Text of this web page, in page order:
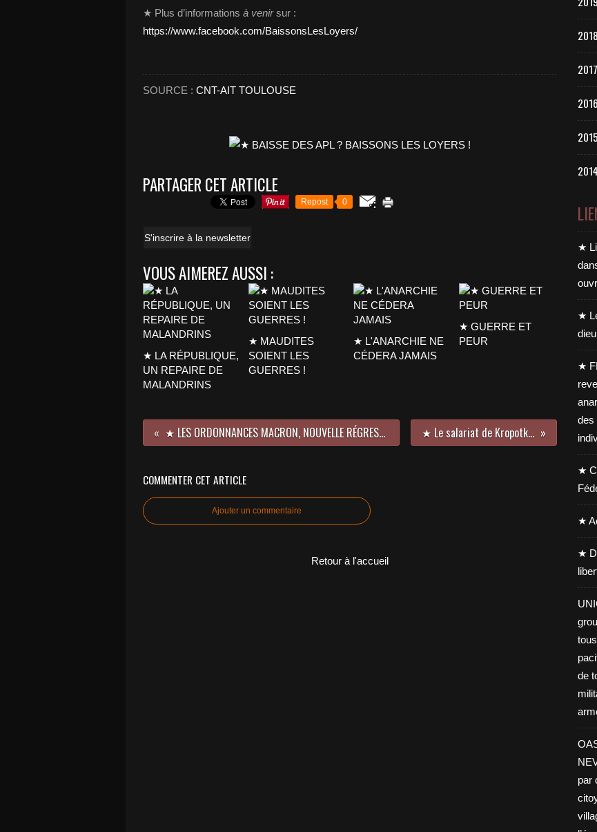
★ Plus d’informations à venirsur :
https://www.facebook.com/BaissonsLesLoyers/
SOURCE : CNT-AIT TOULOUSE
PARTAGER CET ARTICLE
Repost 0
S'inscrire à la newsletter
VOUS AIMEREZ AUSSI :
★ LA RÉPUBLIQUE,
UN REPAIRE DE
MALANDRINS
★ MAUDITES
SOIENT LES
GUERRES !
★ L'ANARCHIE NE
CÉDERA JAMAIS
★ GUERRE ET
PEUR
★ LES ORDONNANCES MACRON, NOUVELLE RÉGRESSION ★ Le salariat de Kropotkine
COMMENTER CET ARTICLE
Ajouter un commentaire
Retour à l'accueil
2018
2017
2016
2015
2014
★
★
★
des
★
★
★
de
par